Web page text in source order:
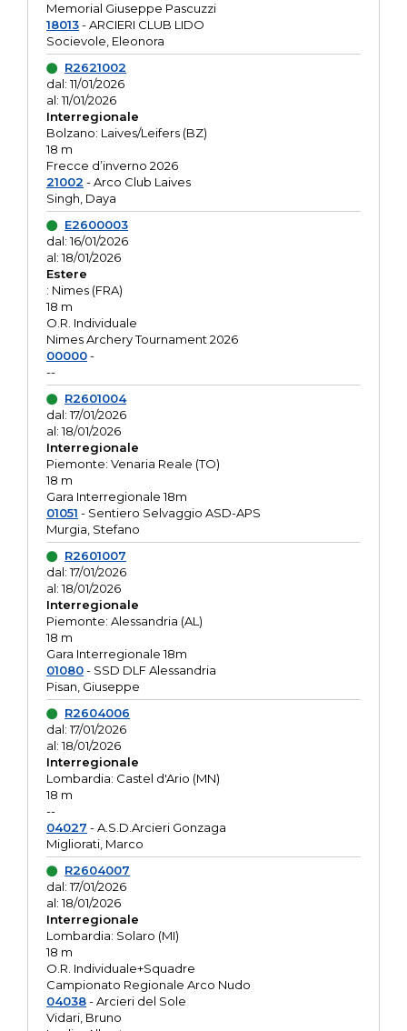
Memorial Giuseppe Pascuzzi
18013- ARCIERI CLUB LIDO
Socievole, Eleonora
R2621002
dal: 11/01/2026
al: 11/01/2026
Interregionale
Bolzano: Laives/Leifers (BZ)
18 m
Frecce d’inverno 2026
21002 - Arco Club Laives
Singh, Daya
E2600003
dal: 16/01/2026
al: 18/01/2026
Estere
: Nimes (FRA)
18 m
O.R. Individuale
Nimes Archery Tournament 2026
00000-
--
R2601004
dal: 17/01/2026
al: 18/01/2026
Interregionale
Piemonte: Venaria Reale (TO)
18 m
Gara Interregionale 18m
01051 - Sentiero Selvaggio ASD-APS
Murgia, Stefano
R2601007
dal: 17/01/2026
al: 18/01/2026
Interregionale
Piemonte: Alessandria (AL)
18 m
Gara Interregionale 18m
01080- SSD DLF Alessandria
Pisan, Giuseppe
R2604006
dal: 17/01/2026
al: 18/01/2026
Interregionale
Lombardia: Castel d'Ario (MN)
18 m
--
04027 - A.S.D.Arcieri Gonzaga
Migliorati, Marco
R2604007
dal: 17/01/2026
al: 18/01/2026
Interregionale
Lombardia: Solaro (MI)
18 m
O.R. Individuale+Squadre
Campionato Regionale Arco Nudo
04038- Arcieri del Sole
Vidari, Bruno